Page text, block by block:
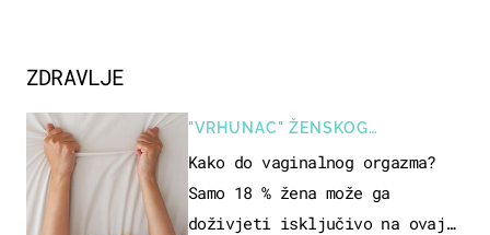
ZDRAVLJE
"VRHUNAC" ŽENSKOG
SEKSUALNOG ISKUSTVA
Kako do vaginalnog orgazma?
Samo 18 % žena može ga
doživjeti isključivo na ovaj